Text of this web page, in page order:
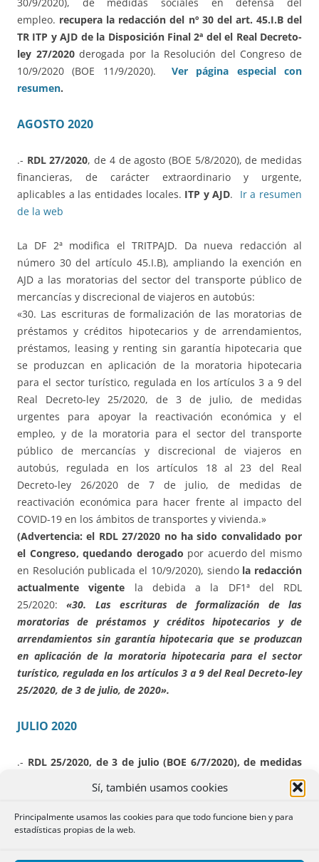
Sí, también usamos cookies
Principalmente usamos las cookies para que todo funcione bien y para
estadísticas propias de la web.
30/9/2020), de medidas sociales en defensa del
empleo. recupera la redacción del nº 30 del art. 45.I.B del
TR ITP y AJD de la Disposición Final 2ª del el Real Decreto-
ley 27/2020derogada por la Resolución del Congreso de
10/9/2020 (BOE 11/9/2020).Ver página especial con
resumen.
AGOSTO 2020
.- RDL 27/2020, de 4 de agosto (BOE 5/8/2020), de medidas
financieras, de carácter extraordinario y urgente,
aplicables a las entidades locales. ITP y AJD.
Ir a resumen
de la web
La DF 2ª modifica el TRITPAJD. Da nueva redacción al
número 30 del artículo 45.I.B), ampliando la exención en
AJD a las moratorias del sector del transporte público de
mercancías y discrecional de viajeros en autobús:
«30. Las escrituras de formalización de las moratorias de
préstamos y créditos hipotecarios y de arrendamientos,
préstamos, leasing y renting sin garantía hipotecaria que
se produzcan en aplicación de la moratoria hipotecaria
para el sector turístico, regulada en los artículos 3 a 9 del
Real Decreto-ley 25/2020, de 3 de julio, de medidas
urgentes para apoyar la reactivación económica y el
empleo, y de la moratoria para el sector del transporte
público de mercancías y discrecional de viajeros en
autobús, regulada en los artículos 18 al 23 del Real
Decreto-ley 26/2020 de 7 de julio, de medidas de
reactivación económica para hacer frente al impacto del
COVID-19 en los ámbitos de transportes y vivienda.»
(Advertencia: el RDL 27/2020 no ha sido convalidado por
el Congreso, quedando derogado por acuerdo del mismo
en Resolución publicada el 10/9/2020), siendo la redacción
actualmente vigente la debida a la DF1ª del RDL
25/2020: «30. Las escrituras de formalización de las
moratorias de préstamos y créditos hipotecarios y de
arrendamientos sin garantía hipotecaria que se produzcan
en aplicación de la moratoria hipotecaria para el sector
turístico, regulada en los artículos 3 a 9 del Real Decreto-ley
25/2020, de 3 de julio, de 2020».
JULIO 2020
.- RDL 25/2020, de 3 de julio (BOE 6/7/2020), de medidas
para apoyar la reactivación económica y el
ITP y AJD
La DF 1ª modifica el TRITPAJD. Introduce una nueva
exención en AJD, añadiendo un número 30 al artículo